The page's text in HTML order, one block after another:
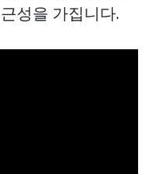
성을 가집니다.